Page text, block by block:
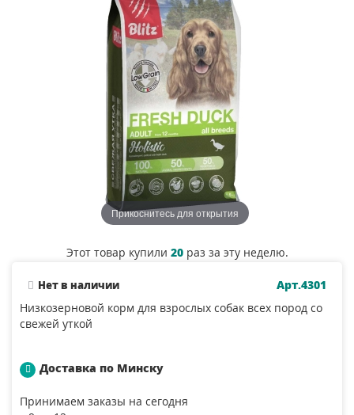
Прикоснитесь для открытия
Этот товар купили 20раз за эту неделю.
Нет в наличии
Арт.4301
Низкозерновой корм для взрослых собак всех пород со
свежей уткой
Доставка по Минску
Принимаем заказы на сегодня